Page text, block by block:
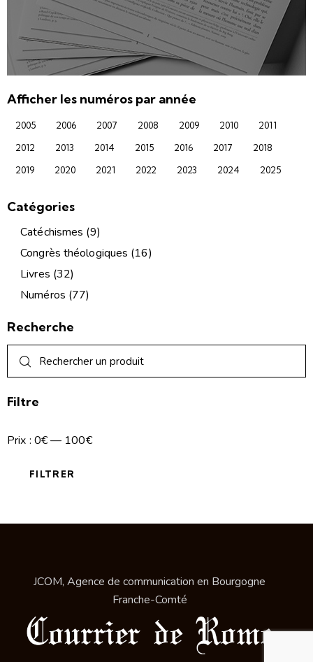
Afficher les numéros par année
2005 2006 2007 2008 2009 2010
2011
2012
2013 2014 2015 2016 2017
2018
2019
2020 2021 2022 2023 2024 2025
Catégories
Catéchismes (9)
Congrès théologiques (16)
Livres (32)
Numéros (77)
Recherche
Filtre
FILTRER
Prix : 0€— 100€
JCOM, Agence de communication en Bourgogne
Franche-Comté